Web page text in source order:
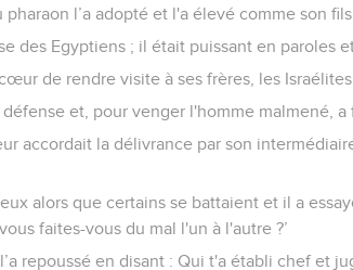
l’a adopté et l'a élevé comme son fils.
des Egyptiens ; il était puissant en paroles
de rendre visite à ses frères, les Israélites.
et, pour venger l'homme malmené, a
accordait la délivrance par son
alors que certains se battaient et il a
faites-vous du mal l'un à l'autre ?’
repoussé en disant : Qui t'a établi chef et